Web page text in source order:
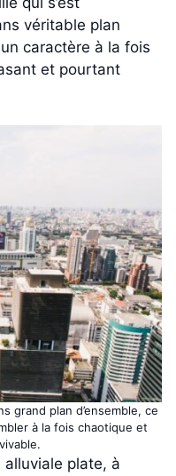
véritable plan
caractère à la fois
et pourtant
grand plan d’ensemble, ce
à la fois chaotique et
alluviale plate, à